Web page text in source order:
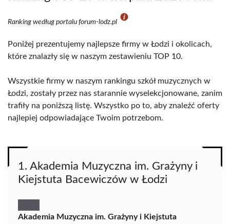
Ranking według portalu forum-lodz.pl
Poniżej prezentujemy najlepsze firmy w Łodzi i okolicach,
które znalazły się w naszym zestawieniu TOP 10.
Wszystkie firmy w naszym rankingu szkół muzycznych w
Łodzi, zostały przez nas starannie wyselekcjonowane, zanim
trafiły na poniższą listę. Wszystko po to, aby znaleźć oferty
najlepiej odpowiadające Twoim potrzebom.
1. Akademia Muzyczna im. Grażyny i
Kiejstuta Bacewiczów w Łodzi
Akademia Muzyczna im. Grażyny i Kiejstuta